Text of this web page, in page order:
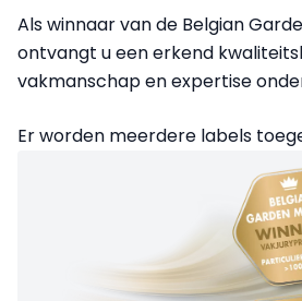
Als winnaar van de Belgian
ontvangt u een erkend
vakmanschap en expertise
Er worden meerdere labels